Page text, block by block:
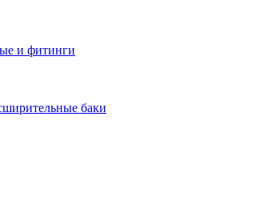
и фитинги
баки